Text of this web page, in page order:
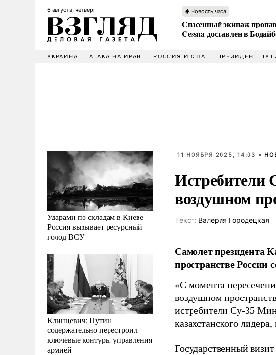
6 августа, четверг Новость часа
Спасенный экипаж
Cessna доставлен в
УКРАИНА АТАКА НА ИРАН РОССИЯ И США ПРЕЗИДЕНТ
Ударами по складам в Киеве
Россия вызывает ресурсный
голод ВСУ
Клинцевич: Путин
содержательно перестроил
ключевые контуры управления
армией
11 НОЯБРЯ 2025, 14:03 •
Истребители
воздушном
Tекст: Валерия Городецкая
Самолет президента
пространстве России
«С момента
воздушном
истребители Су-35
казахстанского лидера,
Государственный